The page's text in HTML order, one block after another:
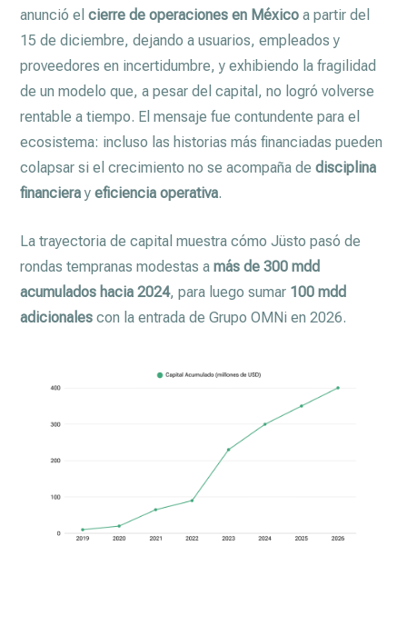
anunció elcierre de operaciones en México a partir del
15 de diciembre, dejando a usuarios, empleados y
proveedores en incertidumbre, y exhibiendo la fragilidad
de un modelo que, a pesar del capital, no logró volverse
rentable a tiempo. El mensaje fue contundente para el
ecosistema: incluso las historias más financiadas pueden
colapsar si el crecimiento no se acompaña dedisciplina
financiera yeficiencia operativa.
La trayectoria de capital muestra cómo Jüsto pasó de
rondas tempranas modestas amás de 300 mdd
acumulados hacia 2024, para luego sumar 100 mdd
adicionales con la entrada de Grupo OMNi en 2026.